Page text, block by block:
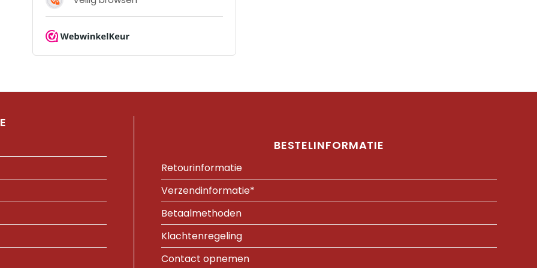
BESTELINFORMATIE
Retourinformatie
Verzendinformatie*
Betaalmethoden
Klachtenregeling
Contact opnemen